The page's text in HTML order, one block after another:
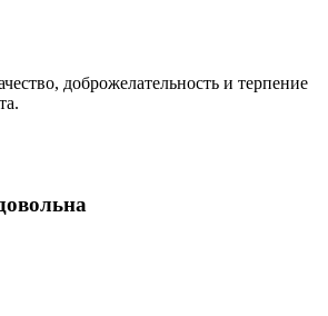
доброжелательность и терпение